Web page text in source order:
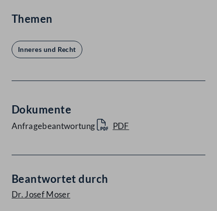
Themen
Inneres und Recht
Dokumente
Anfragebeantwortung PDF
Beantwortet durch
Dr. Josef Moser